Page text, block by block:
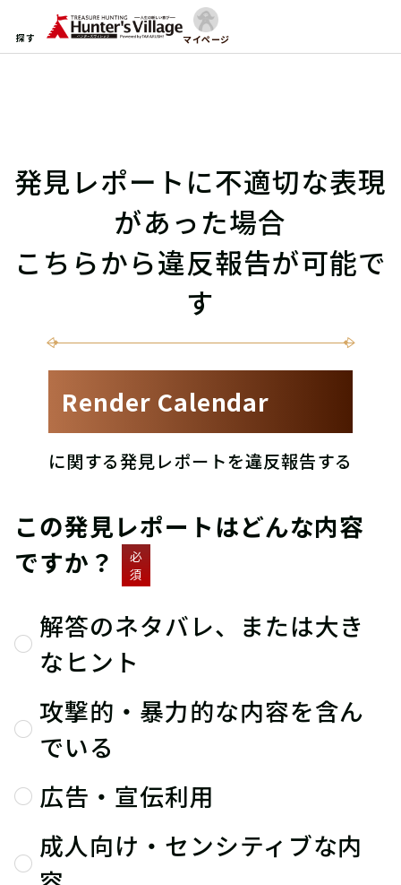
探す マイページ
発見レポートに不適切な表現
があった場合
こちらから違反報告が可能で
す
Render Calendar
に関する発見レポートを違反報告する
この発見レポートはどんな内容
ですか？
必
須
解答のネタバレ、または大き
なヒント
攻撃的・暴力的な内容を含ん
でいる
広告・宣伝利用
成人向け・センシティブな内